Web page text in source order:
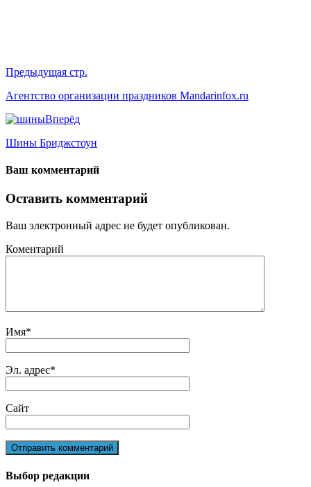
Предыдущая стр.
Агентство организации праздников Mandarinfox.ru
Вперёд
Шины Бриджстоун
Ваш комментарий
Оставить комментарий
Ваш электронный адрес не будет опубликован.
Коментарий
Имя*
Эл. адрес*
Сайт
Выбор редакции